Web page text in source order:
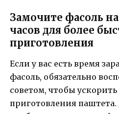
Замочите фасоль
часов для более
приготовления
Если у вас есть время
фасоль, обязательно
советом, чтобы ускорить
приготовления паштета.